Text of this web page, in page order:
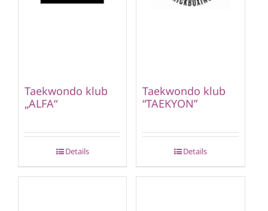
Taekwondo klub
„ALFA“
Details
Taekwondo klub
“TAEKYON”
Details